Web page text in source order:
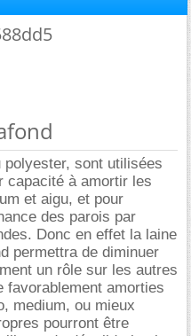
sont utilisées
capacité à amortir les
et aigu, et pour
des parois par
Donc en effet la laine
permettra de diminuer
un rôle sur les autres
favorablement amorties
medium, ou mieux
pourront être